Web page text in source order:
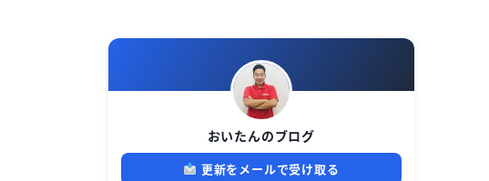
おいたんのブログ
更新をメールで受け取る